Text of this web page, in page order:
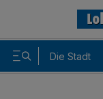
Die Stadt